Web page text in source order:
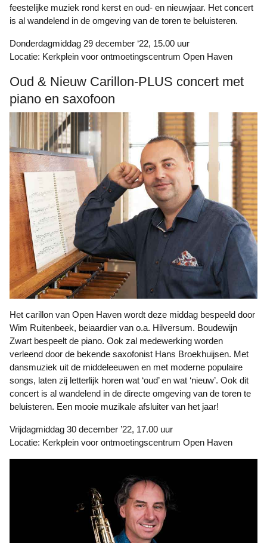
feestelijke muziek rond kerst en oud- en nieuwjaar. Het concert
is al wandelend in de omgeving van de toren te beluisteren.
Donderdagmiddag 29 december ‘22, 15.00 uur
Locatie: Kerkplein voor ontmoetingscentrum Open Haven
Oud & Nieuw Carillon-PLUS concert met
piano en saxofoon
Het carillon van Open Haven wordt deze middag bespeeld door
Wim Ruitenbeek, beiaardier van o.a. Hilversum. Boudewijn
Zwart bespeelt de piano. Ook zal medewerking worden
verleend door de bekende saxofonist Hans Broekhuijsen. Met
dansmuziek uit de middeleeuwen en met moderne populaire
songs, laten zij letterlijk horen wat ‘oud’ en wat ‘nieuw’. Ook dit
concert is al wandelend in de directe omgeving van de toren te
beluisteren. Een mooie muzikale afsluiter van het jaar!
Vrijdagmiddag 30 december ’22, 17.00 uur
Locatie: Kerkplein voor ontmoetingscentrum Open Haven